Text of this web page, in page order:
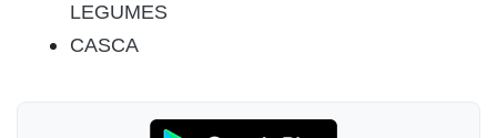
LEGUMES
CASCA